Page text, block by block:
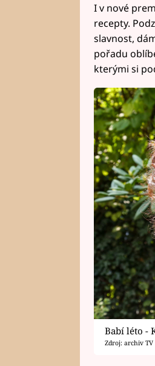
I v nové
recepty.
slavnost,
pořadu
kterými si
Babí léto -
Zdroj: archiv TV